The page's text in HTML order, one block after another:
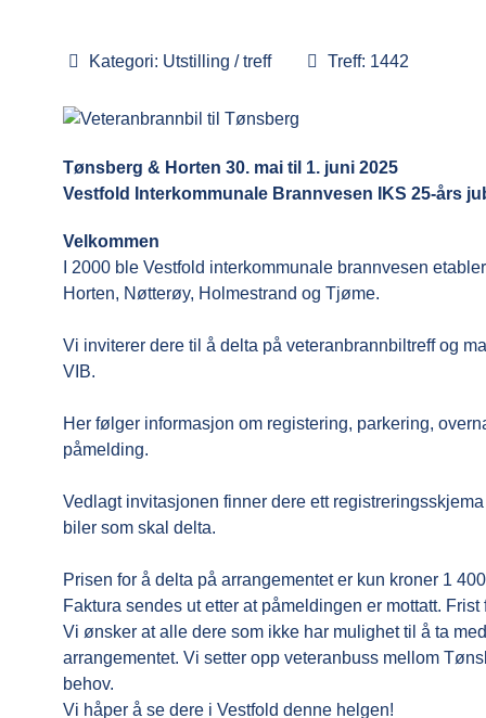
Kategori: Utstilling / treff Treff: 1442
Tønsberg & Horten 30. mai til 1. juni 2025
Vestfold Interkommunale Brannvesen IKS 25-års
Velkommen
I 2000 ble Vestfold interkommunale brannvesen
Horten, Nøtterøy, Holmestrand og Tjøme.
Vi inviterer dere til å delta på veteranbrannbiltreff og
VIB.
Her følger informasjon om registering, parkering,
påmelding.
Vedlagt invitasjonen finner dere ett
biler som skal delta.
Prisen for å delta på arrangementet er kun kroner 1
Faktura sendes ut etter at påmeldingen er mottatt.
Vi ønsker at alle dere som ikke har mulighet til å ta
arrangementet. Vi setter opp veteranbuss mellom
behov.
Vi håper å se dere i Vestfold denne helgen!